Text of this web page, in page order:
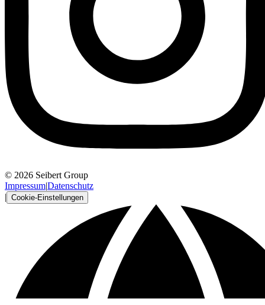
© 2026 Seibert Group
Impressum|Datenschutz
| Cookie-Einstellungen